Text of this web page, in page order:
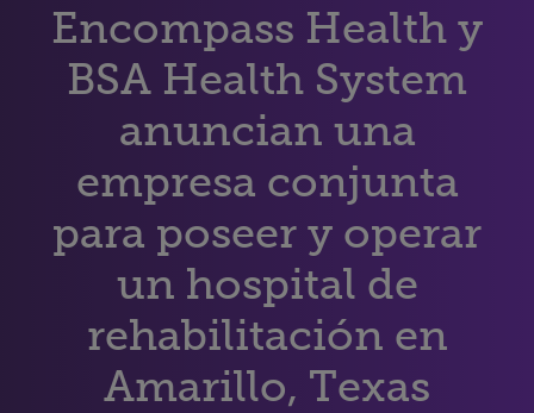
e
c
c
i
n
d
Por qué debe elegirnos
Servicios de rehabilitación
Recursos de salud
Acerca de nosotros
Encompass Health y
BSA Health System
anuncian una
empresa conjunta
para poseer y operar
un hospital de
rehabilitación en
Amarillo, Texas